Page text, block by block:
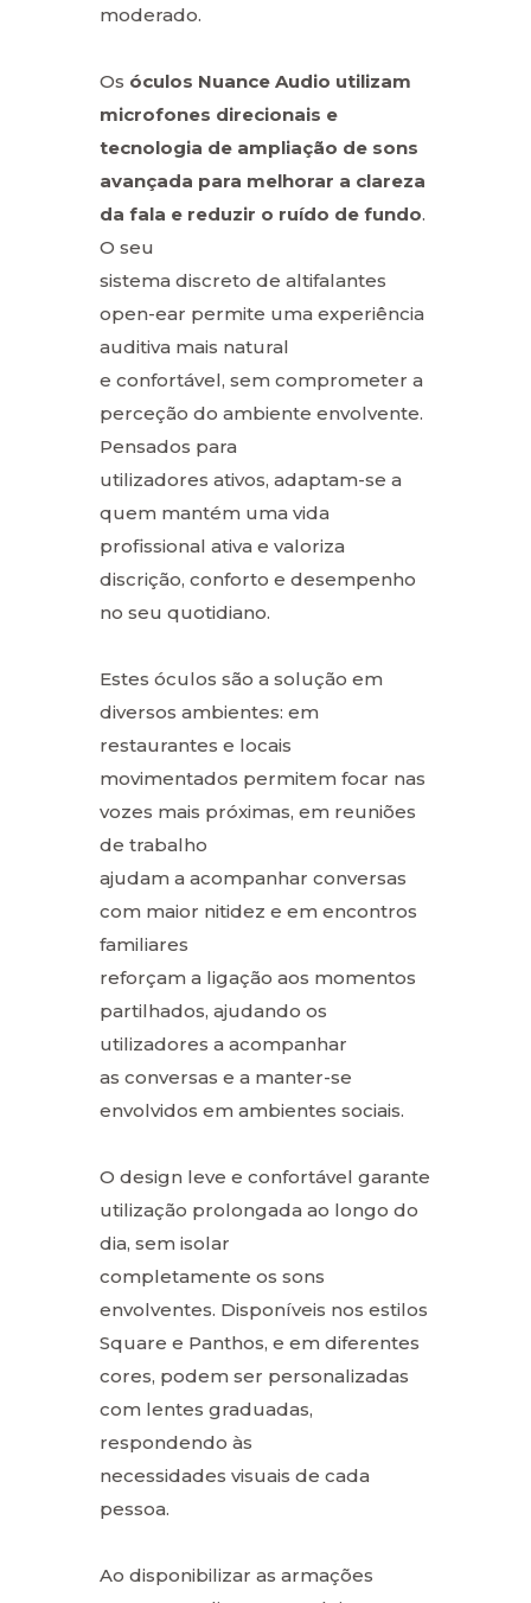
moderado.
Os óculos Nuance Audio utilizam
microfones direcionais e
tecnologia de ampliação de sons
avançada para melhorar a clareza
da fala e reduzir o ruído de fundo.
O seu
sistema discreto de altifalantes
open-ear permite uma experiência
auditiva mais natural
e confortável, sem comprometer a
perceção do ambiente envolvente.
Pensados para
utilizadores ativos, adaptam-se a
quem mantém uma vida
profissional ativa e valoriza
discrição, conforto e desempenho
no seu quotidiano.
Estes óculos são a solução em
diversos ambientes: em
restaurantes e locais
movimentados permitem focar nas
vozes mais próximas, em reuniões
de trabalho
ajudam a acompanhar conversas
com maior nitidez e em encontros
familiares
reforçam a ligação aos momentos
partilhados, ajudando os
utilizadores a acompanhar
as conversas e a manter-se
envolvidos em ambientes sociais.
O design leve e confortável garante
utilização prolongada ao longo do
dia, sem isolar
completamente os sons
envolventes. Disponíveis nos estilos
Square e Panthos, e em diferentes
cores, podem ser personalizadas
com lentes graduadas,
respondendo às
necessidades visuais de cada
pessoa.
Ao disponibilizar as armações